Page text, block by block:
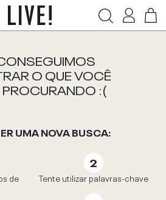
O QUE VOCÊ
PROCURANDO :(
UMA NOVA BUSCA:
de
Tente utilizar palavras-chave